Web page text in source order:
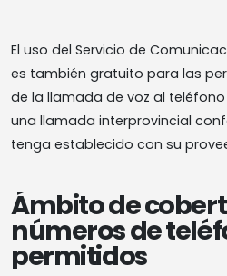
El uso del Servicio de
es también gratuito para las
de la llamada de voz al
una llamada interprovincial
tenga establecido con su
Ámbito de
números de
permitidos